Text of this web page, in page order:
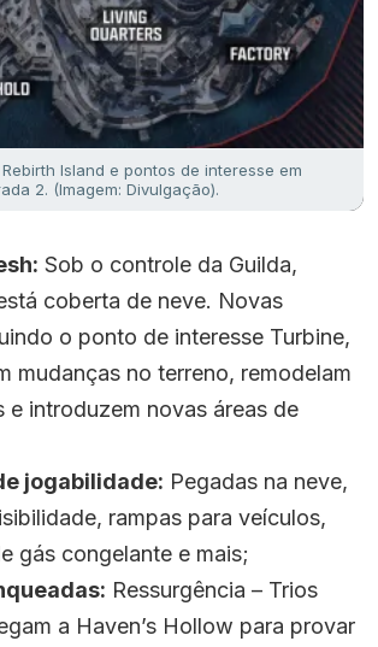
Island e pontos de interesse em
2. (Imagem: Divulgação).
Sob o controle da Guilda,
coberta de neve. Novas
o ponto de interesse Turbine,
mudanças no terreno, remodelam
e introduzem novas áreas de
jogabilidade: Pegadas na neve,
rampas para veículos,
gás congelante e mais;
Ressurgência – Trios
a Haven’s Hollow para provar